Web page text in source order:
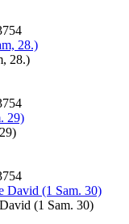
28.)
28.)
29)
David (1 Sam. 30)
(1 Sam. 30)